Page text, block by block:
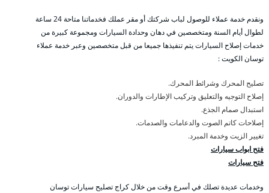
ونقدم خدمة عملاء للوصول لباب شركتك أو مقر عملك فخدماتنا متاحة 24 ساعة
لطوال أيام السنة ومتخصصين في دهان وحدادة السيارات ومجموعة كبيرة من
خدمات إصلاح السيارات يتم تنفيذها جميعا من قبل متخصصين وعبر خدمة عملاء
توسان الكويت :
تصليح المحرك وشرائط المحرك.
إصلاح التوجيه والتعليق وتركيب الإطارات والدوران.
استبدال صمام الجذع.
إصلاحات كاتم الصوت والدعامات والصدمات.
تغيير الزيت وخدمة المبرد.
فتح ابواب سيارات
فتح سيارات
وخدمات عديدة تصلك في أسرع وقت من خلال كراج تصليح سيارات توسان